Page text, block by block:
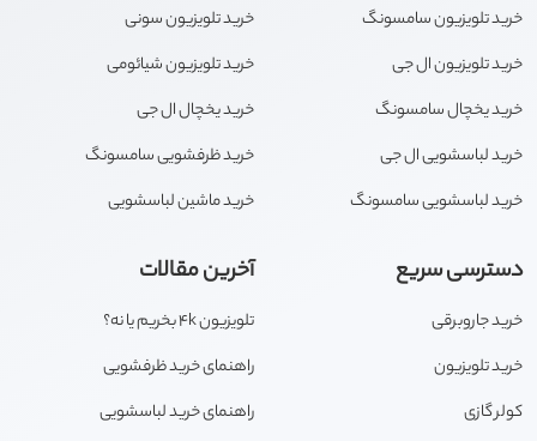
خرید تلویزیون سامسونگ
خرید تلویزیون ال جی
خرید یخچال سامسونگ
خرید لباسشویی ال جی
خرید لباسشویی سامسونگ
خرید تلویزیون سونی
خرید تلویزیون شیائومی
خرید یخچال ال جی
خرید ظرفشویی سامسونگ
خرید ماشین لباسشویی
دسترسی سریع
خرید جاروبرقی
خرید تلویزیون
کولر گازی
آخرین مقالات
تلویزیون 4k بخریم یا نه؟
راهنمای خرید ظرفشویی
راهنمای خرید لباسشویی